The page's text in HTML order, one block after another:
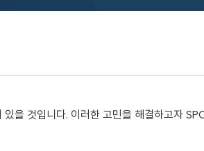
을 것입니다. 이러한 고민을 해결하고자